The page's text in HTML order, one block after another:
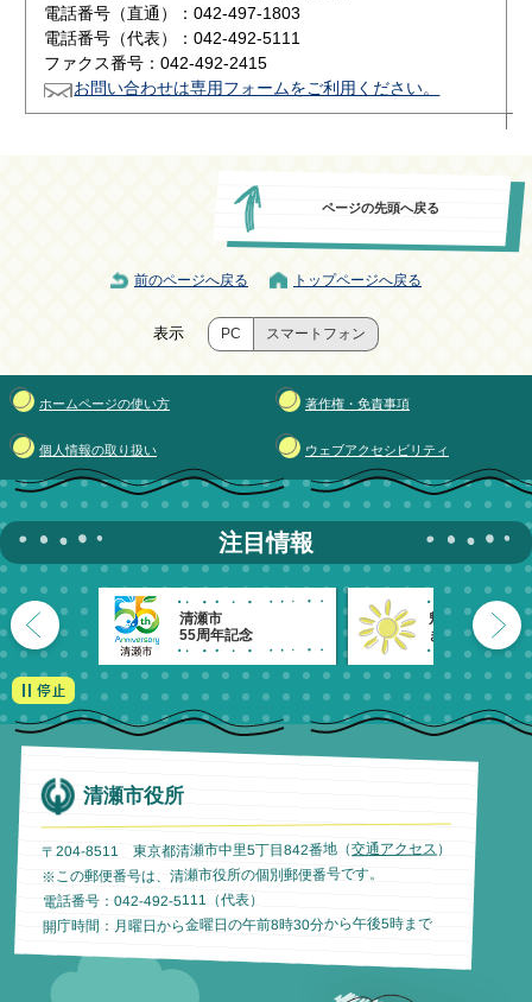
電話番号（直通）：042-497-1803
電話番号（代表）：042-492-5111
ファクス番号：042-492-2415
お問い合わせは専用フォームをご利用ください。
ページの先頭へ戻る
前のページへ戻る トップページへ戻る
表示 PC スマートフォン
ホームページの使い方 著作権・免責事項
個人情報の取り扱い ウェブアクセシビリティ
注目情報
清瀬市
55周年記念
魅力発信！
きよせのーと。
清瀬市役所
〒204-8511 東京都清瀬市中里5丁目842番地（交通アクセス ）
※この郵便番号は、清瀬市役所の個別郵便番号です。
電話番号：042-492-5111（代表）
開庁時間：月曜日から金曜日の午前8時30分から午後5時まで